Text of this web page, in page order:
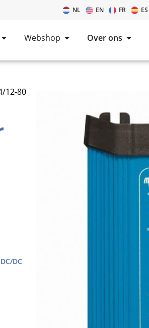
NL EN FR ES
Webshop Over ons
12-80
DC